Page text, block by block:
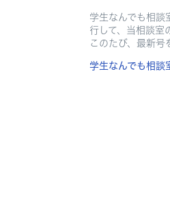
学生なんでも相談
行して、当相談室
このたび、最新号
学生なんでも相